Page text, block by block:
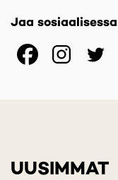
Jaa
UUSIMMAT